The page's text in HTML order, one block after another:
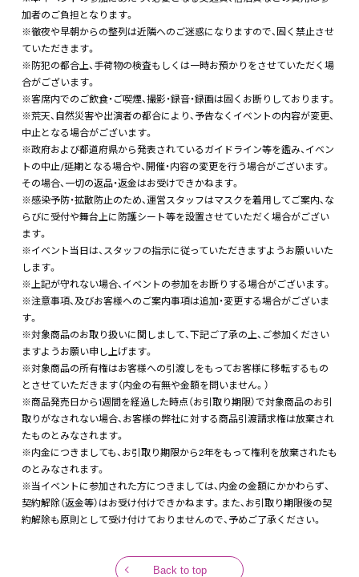
加者のご負担となります。
※徹夜や早朝からの整列は近隣へのご迷惑になりますので、固く禁止させ
ていただきます。
※防犯の都合上、手荷物の検査もしくは一時お預かりをさせていただく場
合がございます。
※客席内でのご飲食・ご喫煙、撮影・録音・録画は固くお断りしております。
※荒天、自然災害や出演者の都合により、予告なくイベントの内容が変更、
中止となる場合がございます。
※政府および都道府県から発表されているガイドライン等を鑑み、イベン
トの中止/延期となる場合や、開催・内容の変更を行う場合がございます。
その場合、一切の返品・返金はお受けできかねます。
※感染予防・拡散防止のため、運営スタッフはマスクを着用してご案内、な
らびに受付や舞台上に防護シート等を設置させていただく場合がござい
ます。
※イベント当日は、スタッフの指示に従っていただきますようお願いいた
します。
※上記が守れない場合、イベントの参加をお断りする場合がございます。
※注意事項、及びお客様へのご案内事項は追加・変更する場合がございま
す。
※対象商品のお取り扱いに関しまして、下記ご了承の上、ご参加ください
ますようお願い申し上げます。
※対象商品の所有権はお客様への引渡しをもってお客様に移転するもの
とさせていただきます（内金の有無や金額を問いません。）
※商品発売日から1週間を経過した時点（お引取り期限）で対象商品のお引
取りがなされない場合、お客様の弊社に対する商品引渡請求権は放棄され
たものとみなされます。
※内金につきましても、お引取り期限から2年をもって権利を放棄されたも
のとみなされます。
※当イベントに参加された方につきましては、内金の金額にかかわらず、
契約解除（返金等）はお受け付けできかねます。また、お引取り期限後の契
約解除も原則として受け付けておりませんので、予めご了承ください。
Back to top